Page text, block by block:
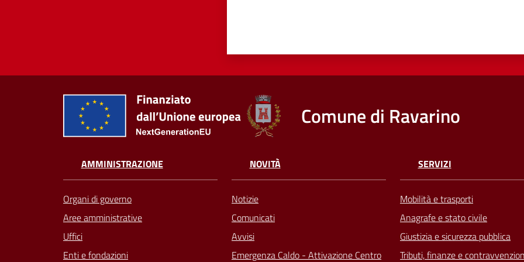
Comune di Ravarino
AMMINISTRAZIONE
Organi di governo
Aree amministrative
Uffici
Enti e fondazioni
NOVITÀ
Notizie
Comunicati
Avvisi
Emergenza Caldo - Attivazione Centro
SERVIZI
Mobilità e trasporti
Anagrafe e stato civile
Giustizia e sicurezza pubblica
Tributi, finanze e